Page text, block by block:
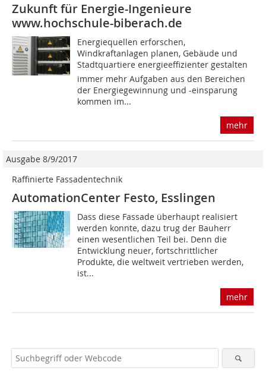
Zukunft für Energie-Ingenieure
www.hochschule-biberach.de
Energiequellen erforschen,
Windkraftanlagen planen, Gebäude und
Stadtquartiere energieeffizienter gestalten 
immer mehr Aufgaben aus den Bereichen
der Energiegewinnung und -einsparung
kommen im...
mehr
Ausgabe 8/9/2017
Raffinierte Fassadentechnik
AutomationCenter Festo, Esslingen
Dass diese Fassade überhaupt realisiert
werden konnte, dazu trug der Bauherr
einen wesentlichen Teil bei. Denn die
Entwicklung neuer, fortschrittlicher
Produkte, die weltweit vertrieben werden,
ist...
mehr